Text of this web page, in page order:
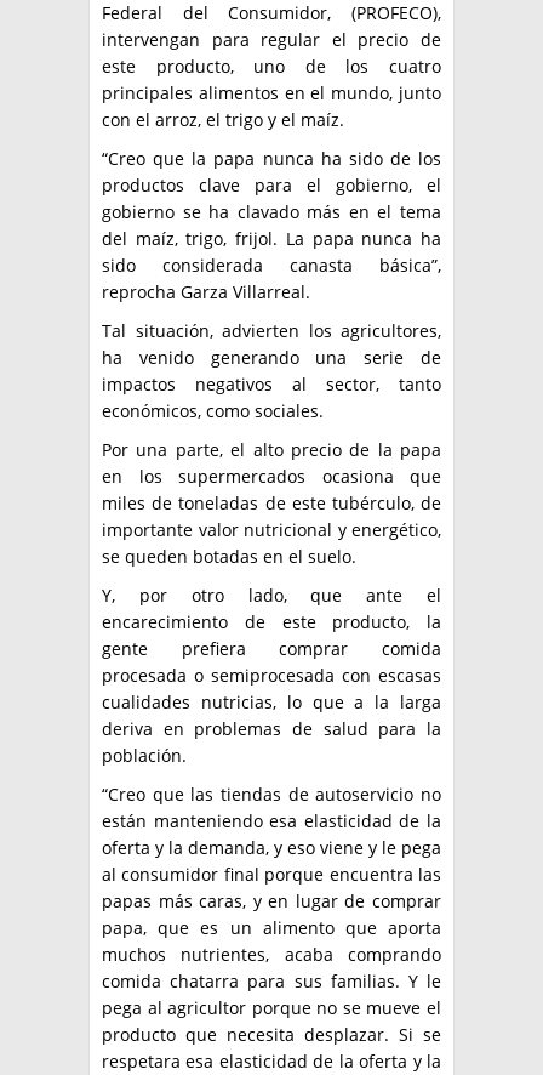
Federal del Consumidor, (PROFECO),
intervengan para regular el precio de
este producto, uno de los cuatro
principales alimentos en el mundo, junto
con el arroz, el trigo y el maíz.
“Creo que la papa nunca ha sido de los
productos clave para el gobierno, el
gobierno se ha clavado más en el tema
del maíz, trigo, frijol. La papa nunca ha
sido considerada canasta básica”,
reprocha Garza Villarreal.
Tal situación, advierten los agricultores,
ha venido generando una serie de
impactos negativos al sector, tanto
económicos, como sociales.
Por una parte, el alto precio de la papa
en los supermercados ocasiona que
miles de toneladas de este tubérculo, de
importante valor nutricional y energético,
se queden botadas en el suelo.
Y, por otro lado, que ante el
encarecimiento de este producto, la
gente prefiera comprar comida
procesada o semiprocesada con escasas
cualidades nutricias, lo que a la larga
deriva en problemas de salud para la
población.
“Creo que las tiendas de autoservicio no
están manteniendo esa elasticidad de la
oferta y la demanda, y eso viene y le pega
al consumidor final porque encuentra las
papas más caras, y en lugar de comprar
papa, que es un alimento que aporta
muchos nutrientes, acaba comprando
comida chatarra para sus familias. Y le
pega al agricultor porque no se mueve el
producto que necesita desplazar. Si se
respetara esa elasticidad de la oferta y la